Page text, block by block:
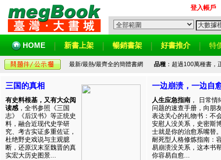
登入帳戶
HOME 新書上架 暢銷書架 好書推介 特
最新/最熱/最齊全的簡體書網 品種：超過100萬種書，
三国的真相
有史料根基，又有大众阅
读感 ，全书参照《三国
志》《后汉书》等正统史
料，融合近现代史学研
究、考古实证多重佐证，
杜绝野史戏说与主观臆
断，还原汉末至魏晋的真
实宏大历史图景...
一边崩溃，一边自
人生应急指南 ， 日常情
问题的速查手册，向朋
表达关心的礼物书：不
安慰人没关系，史密斯
士就是你的治愈系嘴替
耐死型人格修炼指南：
易崩溃没关系，这本书
你容易自愈...